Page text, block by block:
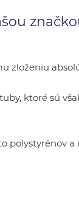
zloženiu
ktoré sú
polystyrénov